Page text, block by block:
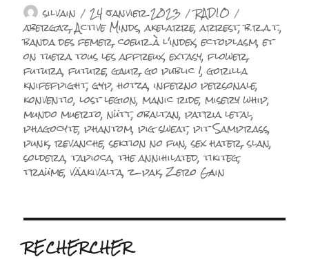
Auteur
silvain Publié
le
24 janvier 2023 Catégories
RADIO
abergaz,Active Minds,akelarre,arrest,b.r.a.t.,
banda des femer,coeur à l'index,ectoplasm,et
on tuera tous les affreux,extasy,flower,
futura,future,gaur,go public !,gorilla
knifefpight,gyp,hotza,inferno personale,
konventio,lost legion,manic ride,misery whip,
mundo muerto,nütt,obaltan,patria letal,
phagocyte,phantom,pig sweat,pit Samprass,
punk,revanche,sektion no fun,sex hater,slan,
soldera,tapioca,the annihilated,tikiteg,
traüme,väakivalta,z-pak,Zero Gain
RECHERCHER